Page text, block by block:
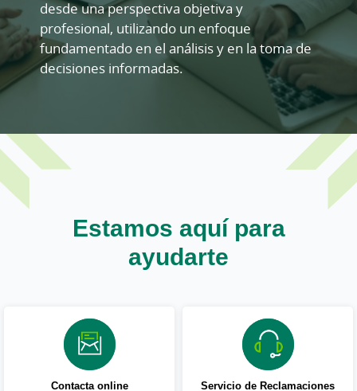
desde una perspectiva objetiva y
profesional, utilizando un enfoque
fundamentado en el análisis y en la toma de
decisiones informadas.
Estamos aquí para
ayudarte
Contacta online Servicio de Reclamaciones